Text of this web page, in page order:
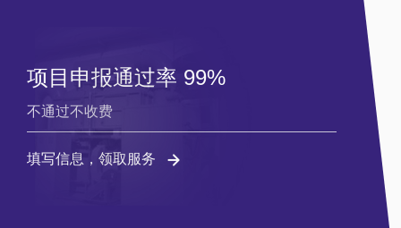
项目申报通过率 99%
不通过不收费
填写信息，领取服务